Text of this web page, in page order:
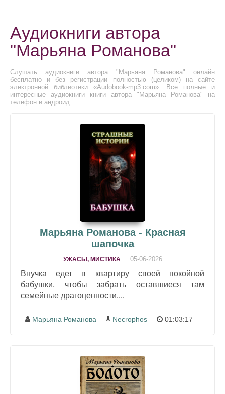
Аудиокниги автора
"Марьяна Романова"
Слушать аудиокниги автора "Марьяна Романова" онлайн
бесплатно и без регистрации полностью (целиком) на сайте
электронной библиотеки «Audobook-mp3.com». Все полные и
интересные аудиокниги книги автора "Марьяна Романова" на
телефон и андроид.
Марьяна Романова - Красная
шапочка
УЖАСЫ, МИСТИКА 05-06-2026
Внучка едет в квартиру своей покойной
бабушки, чтобы забрать оставшиеся там
семейные драгоценности....
Марьяна Романова Necrophos 01:03:17